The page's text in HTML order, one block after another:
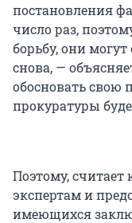
постановления
число раз,
борьбу, они
снова, —
обосновать свою
прокуратуры
Поэтому, считает
экспертам и
имеющихся